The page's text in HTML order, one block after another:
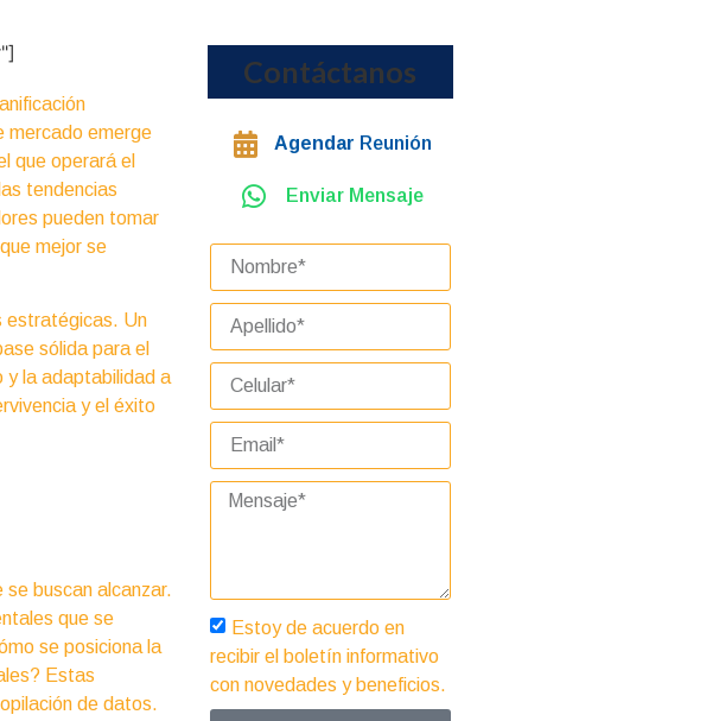
mercado emerge
que operará el
tendencias
pueden tomar
mejor se
estratégicas. Un
sólida para el
y la adaptabilidad a
y el éxito
se buscan alcanzar.
que se
se posiciona la
Estas
de datos.
Contáctanos
Agendar Reunión
Enviar Mensaje
Estoy de acuerdo en
recibir el boletín informativo
con novedades y beneficios.